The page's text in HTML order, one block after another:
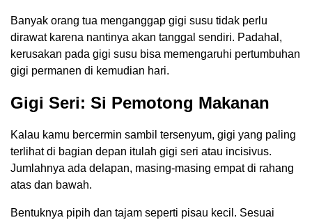
Banyak orang tua menganggap gigi susu tidak perlu
dirawat karena nantinya akan tanggal sendiri. Padahal,
kerusakan pada gigi susu bisa memengaruhi pertumbuhan
gigi permanen di kemudian hari.
Gigi Seri: Si Pemotong Makanan
Kalau kamu bercermin sambil tersenyum, gigi yang paling
terlihat di bagian depan itulah gigi seri atau incisivus.
Jumlahnya ada delapan, masing-masing empat di rahang
atas dan bawah.
Bentuknya pipih dan tajam seperti pisau kecil. Sesuai